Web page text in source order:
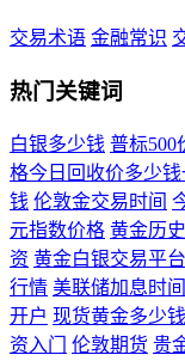
交易术语 金融常识
热门关键词
白银多少钱 普标500
格今日回收价多少
钱 伦敦金交易时间
元指数价格 黄金历
资 黄金白银交易平台
行情 美联储加息时间
开户 现货黄金多少钱
资入门
伦敦期货 贵